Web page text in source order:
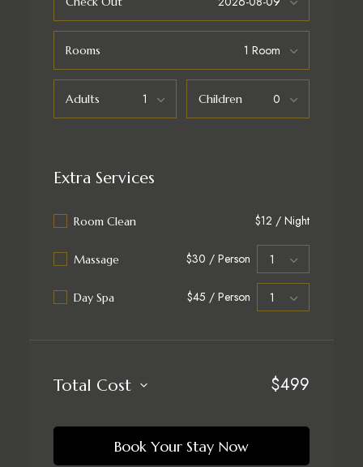
Rooms
Adults Children
Extra Services
Room Clean $12 / Night
Massage $30 / Person
Day Spa $45 / Person
Total Cost $499
Book Your Stay Now